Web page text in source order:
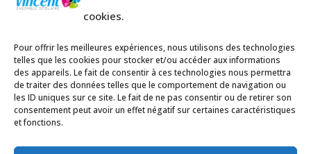
cookies.
Pour offrir les meilleures expériences, nous utilisons des technologies
telles que les cookies pour stocker et/ou accéder aux informations
des appareils. Le fait de consentir à ces technologies nous permettra
de traiter des données telles que le comportement de navigation ou
les ID uniques sur ce site. Le fait de ne pas consentir ou de retirer son
consentement peut avoir un effet négatif sur certaines caractéristiques
et fonctions.
Ecole primaire de la Plage,
Téléphone05 59 20 67 28
Collège Hendaye ville,1 rue de la
Libération 64700 Hendaye
Téléphone 05 59 48 89 00
E-mail:secretariat@saintvincent.eus